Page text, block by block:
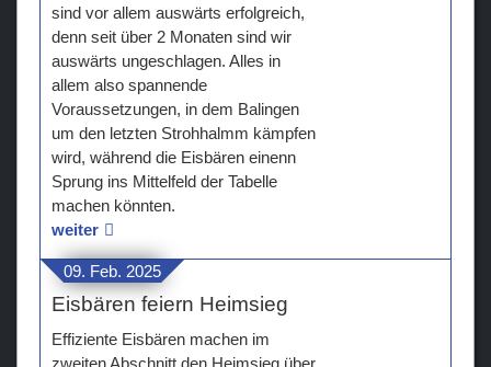
sind vor allem auswärts erfolgreich,
denn seit über 2 Monaten sind wir
auswärts ungeschlagen. Alles in
allem also spannende
Voraussetzungen, in dem Balingen
um den letzten Strohhalmm kämpfen
wird, während die Eisbären einenn
Sprung ins Mittelfeld der Tabelle
machen könnten.
weiter
09. Feb. 2025
Eisbären feiern Heimsieg
Effiziente Eisbären machen im